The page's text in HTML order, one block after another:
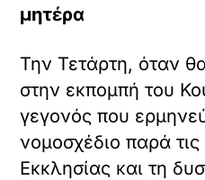
μητέρα
Την Τετάρτη, όταν
στην εκπομπή του
γεγονός που
νομοσχέδιο παρά τις
Εκκλησίας και τη